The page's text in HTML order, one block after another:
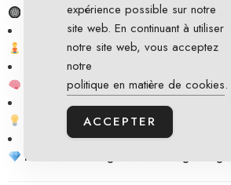
Transmission par courroie sans entretien
Confort exceptionnel et posture droite
Technologie Bosch intelligente
Éclairage intégré et sécurité renforcée
Finition haut de gamme et design élégant
expérience possible sur notre
site web. En continuant à utiliser
notre site web, vous acceptez
notre
politique en matière de cookies.
ACCEPTER